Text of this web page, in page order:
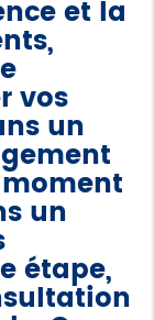
et la
vos
un
un
étape,